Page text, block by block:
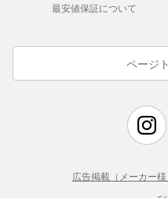
最安値保証について
ページ
広告掲載（メーカー